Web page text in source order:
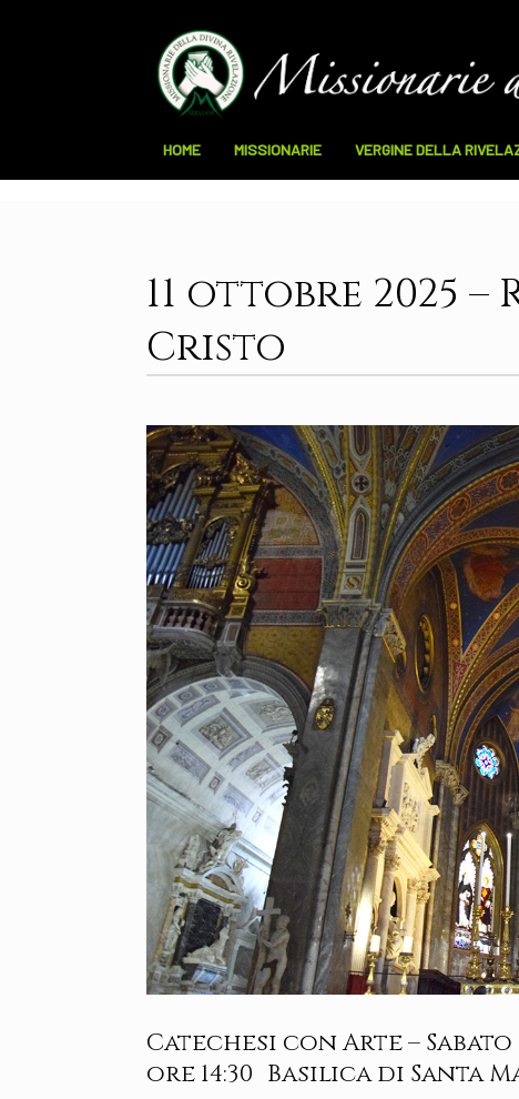
HOME MISSIONARIE VERGINE DELLA
11 ottobre 2025
Cristo
Catechesi con Arte – Sabato
ore 14:30 Basilica di Santa